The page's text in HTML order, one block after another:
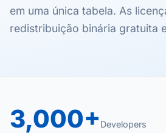
em uma única tabela. As
redistribuição binária gratuita
3,000+ Developers